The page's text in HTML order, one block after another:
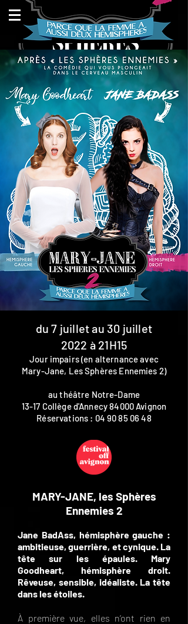
du 7 juillet au 30 juillet
2022 à 21H15
Jour impairs (en alternance avec
Mary-Jane, Les Sphères Ennemies 2)
au théâtre Notre-Dame
13-17 Collège d'Annecy84000 Avignon
Réservations : 04 90 85 06 48
MARY-JANE, les Sphères
Ennemies 2
Jane BadAss, hémisphère gauche :
ambitieuse, guerrière, et cynique. La
tête sur les épaules. Mary
Goodheart, hémisphère droit.
Rêveuse, sensible, idéaliste. La tête
dans les étoiles.
À première vue, elles n’ont rien en